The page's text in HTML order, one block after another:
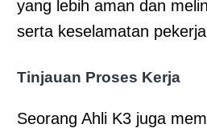
yang lebih aman dan
serta keselamatan
Tinjauan Proses Kerja
Seorang Ahli K3 juga